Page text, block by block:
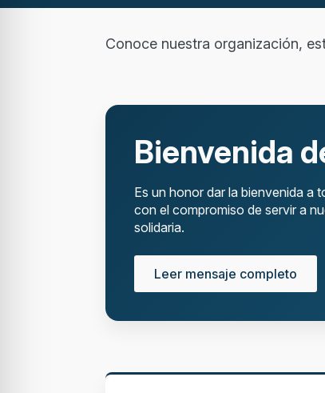
Conoce nuestra organización,
Bienvenida
Es un honor dar la bienvenida a
con el compromiso de servir a
solidaria.
Leer mensaje completo